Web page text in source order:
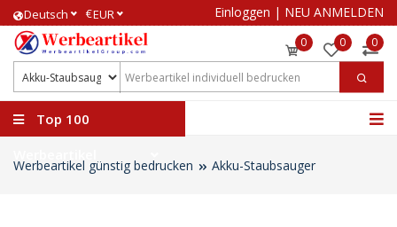
Deutsch €EUR Einloggen | NEU ANMELDEN
0 0 0
Top 100
Werbeartikel günstig bedrucken Akku-Staubsauger